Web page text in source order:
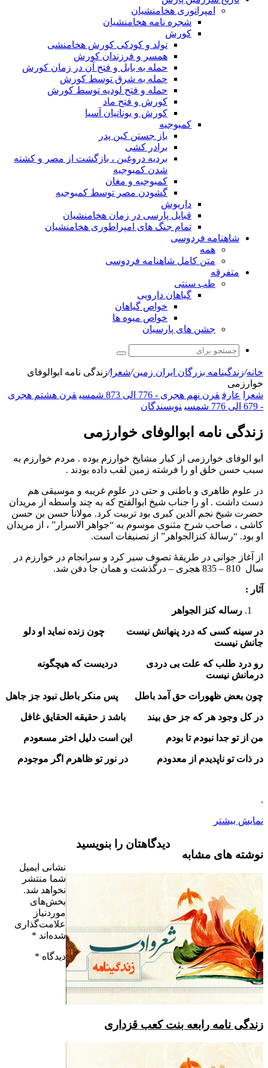
امپراتوری هخامنشیان
شجره نامه هخامنشیان
کورش
تولد و کودکی کورش هخامنشی
همسر و فرزندان کورش
حمله به بابل و فتح آن در زمان کورش
حمله به شرق توسط کورش
حمله و فتح لودیه توسط کورش
کورش و فتح ماد
کورش و یونانیان آسیا
کمبوجیه
باز جستن کین پدر
برادر کشی
بردیه دروغین ، بازگشت از مصر و کشته
شدن کمبوجیه
کمبوجیه و مغان
گشودن مصر توسط کمبوجیه
داریوش
قبایل پارسی در زمان هخامنشیان
تمام جنگ های امپراطوری هخامنشیان
شاهنامه فردوسی
همه
متن کامل شاهنامه فردوسی
متفرقه
طب سنتی
گیاهان دارویی
خواص گیاهان
خواص میوه ها
جشن های پارسیان
جستجو
برای
خانه/زندگینامه بزرگان ایران زمین/شعرا/زندگی نامه ابوالوفای
خوارزمی
شعرا
عارف قرن نهم هجری - 776 الی 873 شمسی
قرن هشتم هجری
- 679 الی 776 شمسی
نویسندگان
زندگی نامه ابوالوفای خوارزمی
ابو الوفای خوارزمی از کبار مشایخ خوارزم بوده . مردم خوارزم به
سبب حسن خلق او را فرشته زمین لقب داده بودند .
در علوم ظاهری و باطنی و حتی در علوم غریبه و موسیقی هم
دست داشت . او را جناب شیخ ابوالفتح که به چند واسطه از مریدان
حضرت شیخ نجم الدین کبری بود تربیت کرد. مولانا حسن بن حسن
کاشی ، صاحب شرح مثنوی موسوم به “جواهر الاسرار” ، از مریدان
او بود. “رسالهٔ کنزالجواهر” از تصنیفات است.
از آغاز جوانی در طریقهٔ تصوف سیر کرد و سرانجام در خوارزم در
سال 810 – 835 هجری – درگذشت و همان جا دفن شد.
آثار :
رساله کنز الجواهر
در سینه کسی که درد پنهانش نیست چون زنده نماید او دلو
جانش نیست
رو درد طلب که علت بی دردی دردیست که هیچگونه
درمانش نیست
چون بعض ظهورات حق آمد باطل پس منکر باطل نبود جز جاهل
در کل وجود هر که جز حق بیند باشد ز حقیقه الحقایق غافل
من از تو جدا نبودم تا بودم این است دلیل اختر مسعودم
در ذات تو ناپدیدم از معدودم در نور تو ظاهرم اگر موجودم
.
نمایش بیشتر
نوشته های مشابه
زندگی نامه رابعه بنت کعب قزداری
دیدگاهتان را بنویسید
نشانی ایمیل
شما منتشر
نخواهد شد.
بخش‌های
موردنیاز
علامت‌گذاری
شده‌اند *
دیدگاه *